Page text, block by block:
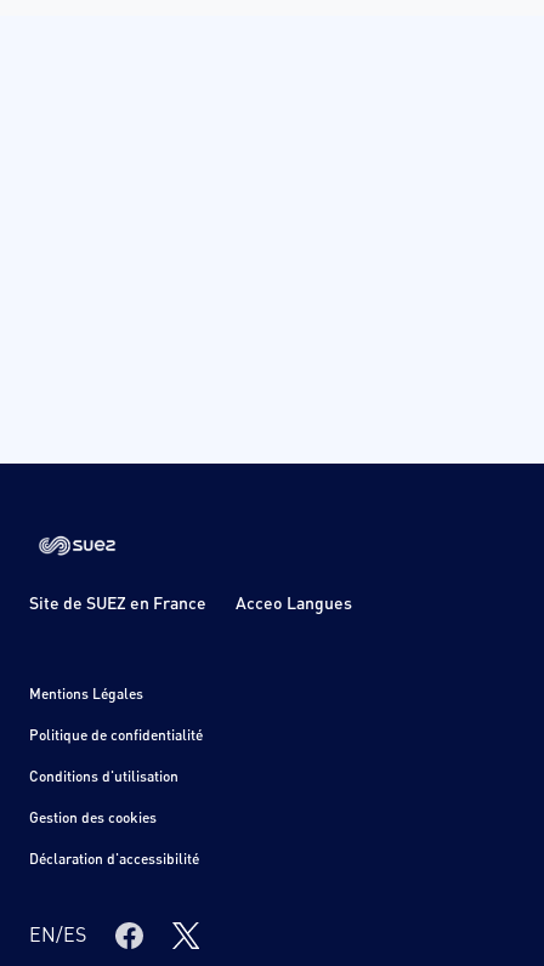
Site de SUEZ en France Acceo Langues
EN/ES
Mentions Légales
Politique de confidentialité
Conditions d'utilisation
Gestion des cookies
Déclaration d'accessibilité